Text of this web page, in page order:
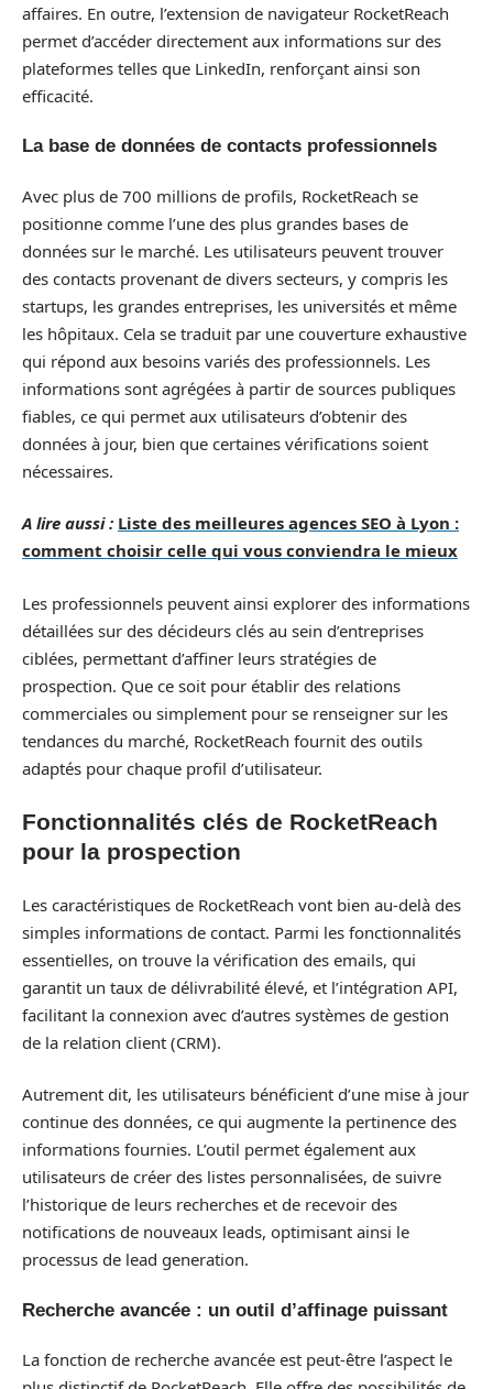
affaires. En outre, l’extension de navigateur RocketReach
permet d’accéder directement aux informations sur des
plateformes telles que LinkedIn, renforçant ainsi son
efficacité.
La base de données de contacts professionnels
Avec plus de 700 millions de profils, RocketReach se
positionne comme l’une des plus grandes bases de
données sur le marché. Les utilisateurs peuvent trouver
des contacts provenant de divers secteurs, y compris les
startups, les grandes entreprises, les universités et même
les hôpitaux. Cela se traduit par une couverture exhaustive
qui répond aux besoins variés des professionnels. Les
informations sont agrégées à partir de sources publiques
fiables, ce qui permet aux utilisateurs d’obtenir des
données à jour, bien que certaines vérifications soient
nécessaires.
A lire aussi : Liste des meilleures agences SEO à Lyon :
comment choisir celle qui vous conviendra le mieux
Les professionnels peuvent ainsi explorer des informations
détaillées sur des décideurs clés au sein d’entreprises
ciblées, permettant d’affiner leurs stratégies de
prospection. Que ce soit pour établir des relations
commerciales ou simplement pour se renseigner sur les
tendances du marché, RocketReach fournit des outils
adaptés pour chaque profil d’utilisateur.
Fonctionnalités clés de RocketReach
pour la prospection
Les caractéristiques de RocketReach vont bien au-delà des
simples informations de contact. Parmi les fonctionnalités
essentielles, on trouve la vérification des emails, qui
garantit un taux de délivrabilité élevé, et l’intégration API,
facilitant la connexion avec d’autres systèmes de gestion
de la relation client (CRM).
Autrement dit, les utilisateurs bénéficient d’une mise à jour
continue des données, ce qui augmente la pertinence des
informations fournies. L’outil permet également aux
utilisateurs de créer des listes personnalisées, de suivre
l’historique de leurs recherches et de recevoir des
notifications de nouveaux leads, optimisant ainsi le
processus de lead generation.
Recherche avancée : un outil d’affinage puissant
La fonction de recherche avancée est peut-être l’aspect le